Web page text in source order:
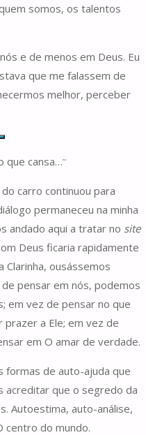
somos, os talentos
e de menos em Deus. Eu
que me falassem de
melhor, perceber
de tantos jogos
que cansa…”
carro continuou para
permaneceu na minha
andado aqui a tratar no site
Deus ficaria rapidamente
Clarinha, ousássemos
pensar em nós, podemos
em vez de pensar no que
prazer a Ele; em vez de
em O amar de verdade.
formas de auto-ajuda que
acreditar que o segredo da
Autoestima, auto-análise,
centro do mundo.